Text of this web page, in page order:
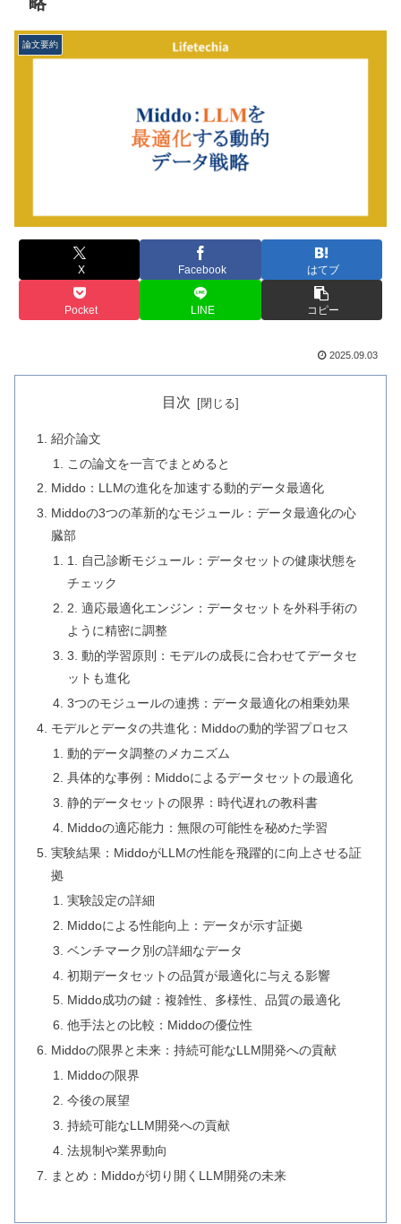
論文要約
X Facebook はてブ
Pocket LINE コピー
2025.09.03
目次
紹介論文
この論文を一言でまとめると
Middo：LLMの進化を加速する動的データ最適化
Middoの3つの革新的なモジュール：データ最適化の心
臓部
1. 自己診断モジュール：データセットの健康状態を
チェック
2. 適応最適化エンジン：データセットを外科手術の
ように精密に調整
3. 動的学習原則：モデルの成長に合わせてデータセ
ットも進化
3つのモジュールの連携：データ最適化の相乗効果
モデルとデータの共進化：Middoの動的学習プロセス
動的データ調整のメカニズム
具体的な事例：Middoによるデータセットの最適化
静的データセットの限界：時代遅れの教科書
Middoの適応能力：無限の可能性を秘めた学習
実験結果：MiddoがLLMの性能を飛躍的に向上させる証
拠
実験設定の詳細
Middoによる性能向上：データが示す証拠
ベンチマーク別の詳細なデータ
初期データセットの品質が最適化に与える影響
Middo成功の鍵：複雑性、多様性、品質の最適化
他手法との比較：Middoの優位性
Middoの限界と未来：持続可能なLLM開発への貢献
Middoの限界
今後の展望
持続可能なLLM開発への貢献
法規制や業界動向
まとめ：Middoが切り開くLLM開発の未来